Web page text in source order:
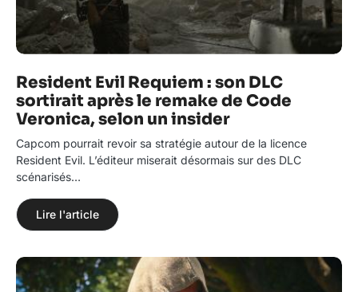
Resident Evil Requiem : son DLC
sortirait après le remake de Code
Veronica, selon un insider
Capcom pourrait revoir sa stratégie autour de la licence
Resident Evil. L’éditeur miserait désormais sur des DLC
scénarisés…
Lire l'article